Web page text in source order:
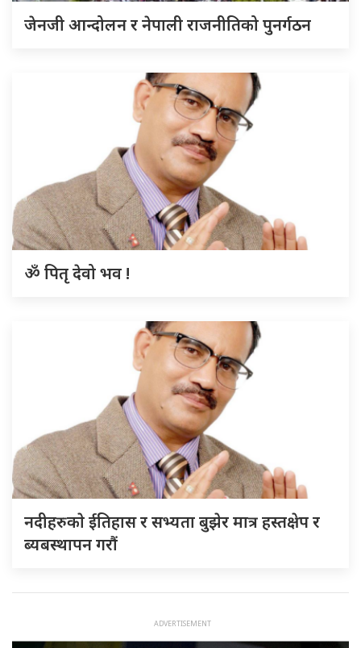
जेनजी आन्दोलन र नेपाली राजनीतिको पुनर्गठन
ॐ पितृ देवो भव !
नदीहरुकाे ईतिहास र सभ्यता बुझेर मात्र हस्तक्षेप र
ब्यबस्थापन गराैं